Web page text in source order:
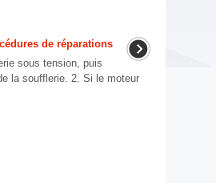
de réparations
sous tension, puis
la soufflerie. 2. Si le moteur